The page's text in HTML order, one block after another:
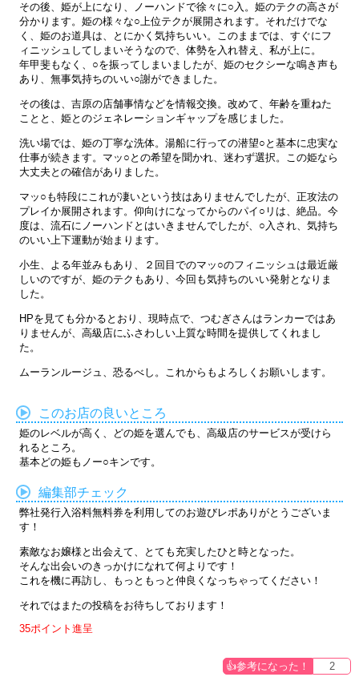
その後、姫が上になり、ノーハンドで徐々に○入。姫のテクの高さが
分かります。姫の様々な○上位テクが展開されます。それだけでな
く、姫のお道具は、とにかく気持ちいい。このままでは、すぐにフ
ィニッシュしてしまいそうなので、体勢を入れ替え、私が上に。
年甲斐もなく、○を振ってしまいましたが、姫のセクシーな鳴き声も
あり、無事気持ちのいい○謝ができました。
その後は、吉原の店舗事情などを情報交換。改めて、年齢を重ねた
ことと、姫とのジェネレーションギャップを感じました。
洗い場では、姫の丁寧な洗体。湯船に行っての潜望○と基本に忠実な
仕事が続きます。マッ○との希望を聞かれ、迷わず選択。この姫なら
大丈夫との確信がありました。
マッ○も特段にこれが凄いという技はありませんでしたが、正攻法の
プレイか展開されます。仰向けになってからのパイ○リは、絶品。今
度は、流石にノーハンドとはいきませんでしたが、○入され、気持ち
のいい上下運動が始まります。
小生、よる年並みもあり、２回目でのマッ○のフィニッシュは最近厳
しいのですが、姫のテクもあり、今回も気持ちのいい発射となりま
した。
HPを見ても分かるとおり、現時点で、つむぎさんはランカーではあ
りませんが、高級店にふさわしい上質な時間を提供してくれまし
た。
ムーランルージュ、恐るべし。これからもよろしくお願いします。
このお店の良いところ
姫のレベルが高く、どの姫を選んでも、高級店のサービスが受けら
れるところ。
基本どの姫もノー○キンです。
編集部チェック
弊社発行入浴料無料券を利用してのお遊びレポありがとうございま
す！
素敵なお嬢様と出会えて、とても充実したひと時となった。
そんな出会いのきっかけになれて何よりです！
これを機に再訪し、もっともっと仲良くなっちゃってください！
それではまたの投稿をお待ちしております！
35ポイント進呈
2